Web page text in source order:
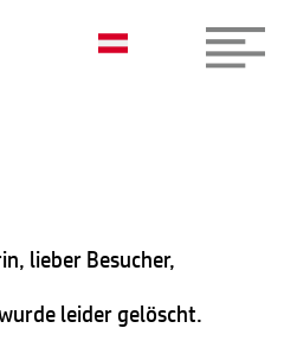
lieber Besucher,
leider gelöscht.